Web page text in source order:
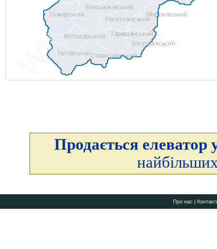
Продається елеватор
Про нас |